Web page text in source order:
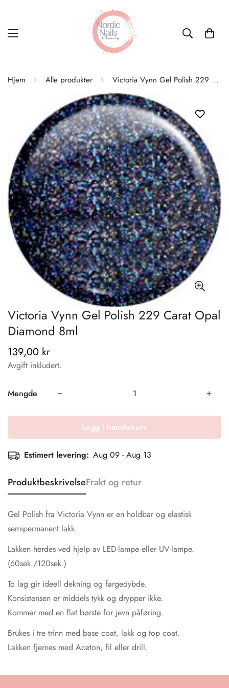
Hjem Alle produkter Victoria Vynn Gel Polish 229 Carat Opal Diamond 8ml
Victoria Vynn Gel Polish 229 Carat Opal
Diamond 8ml
Vanlig
pris
139,00 kr
Avgift inkludert.
Mengde
Legg i handlekurv
Estimert levering: Aug 09 - Aug 13
ProduktbeskrivelseFrakt og retur
Gel Polish fra Victoria Vynn er en holdbar og elastisk
semipermanent lakk.
Lakken herdes ved hjelp av LED-lampe eller UV-lampe.
(60sek./120sek.)
To lag gir ideell dekning og fargedybde.
Konsistensen er middels tykk og drypper ikke.
Kommer med en flat børste for jevn påføring.
Brukes i tre trinn med base coat, lakk og top coat.
Lakken fjernes med Aceton, fil eller drill.